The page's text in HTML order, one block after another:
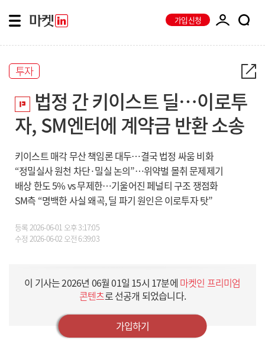
가입신청
투자
법정 간 키이스트 딜…이로투
자, SM엔터에 계약금 반환 소송
키이스트 매각 무산 책임론 대두…결국 법정 싸움 비화
“정밀실사 원천 차단·밀실 논의”…위약벌 몰취 문제제기
배상 한도 5% vs 무제한…기울어진 페널티 구조 쟁점화
SM측 “명백한 사실 왜곡, 딜 파기 원인은 이로투자 탓”
등록2026-06-01 오후 3:17:05
수정 2026-06-02 오전 6:39:03
이 기사는2026년 06월 01일 15시 17분에 마켓인 프리미엄
콘텐츠로 선공개 되었습니다.
가입하기